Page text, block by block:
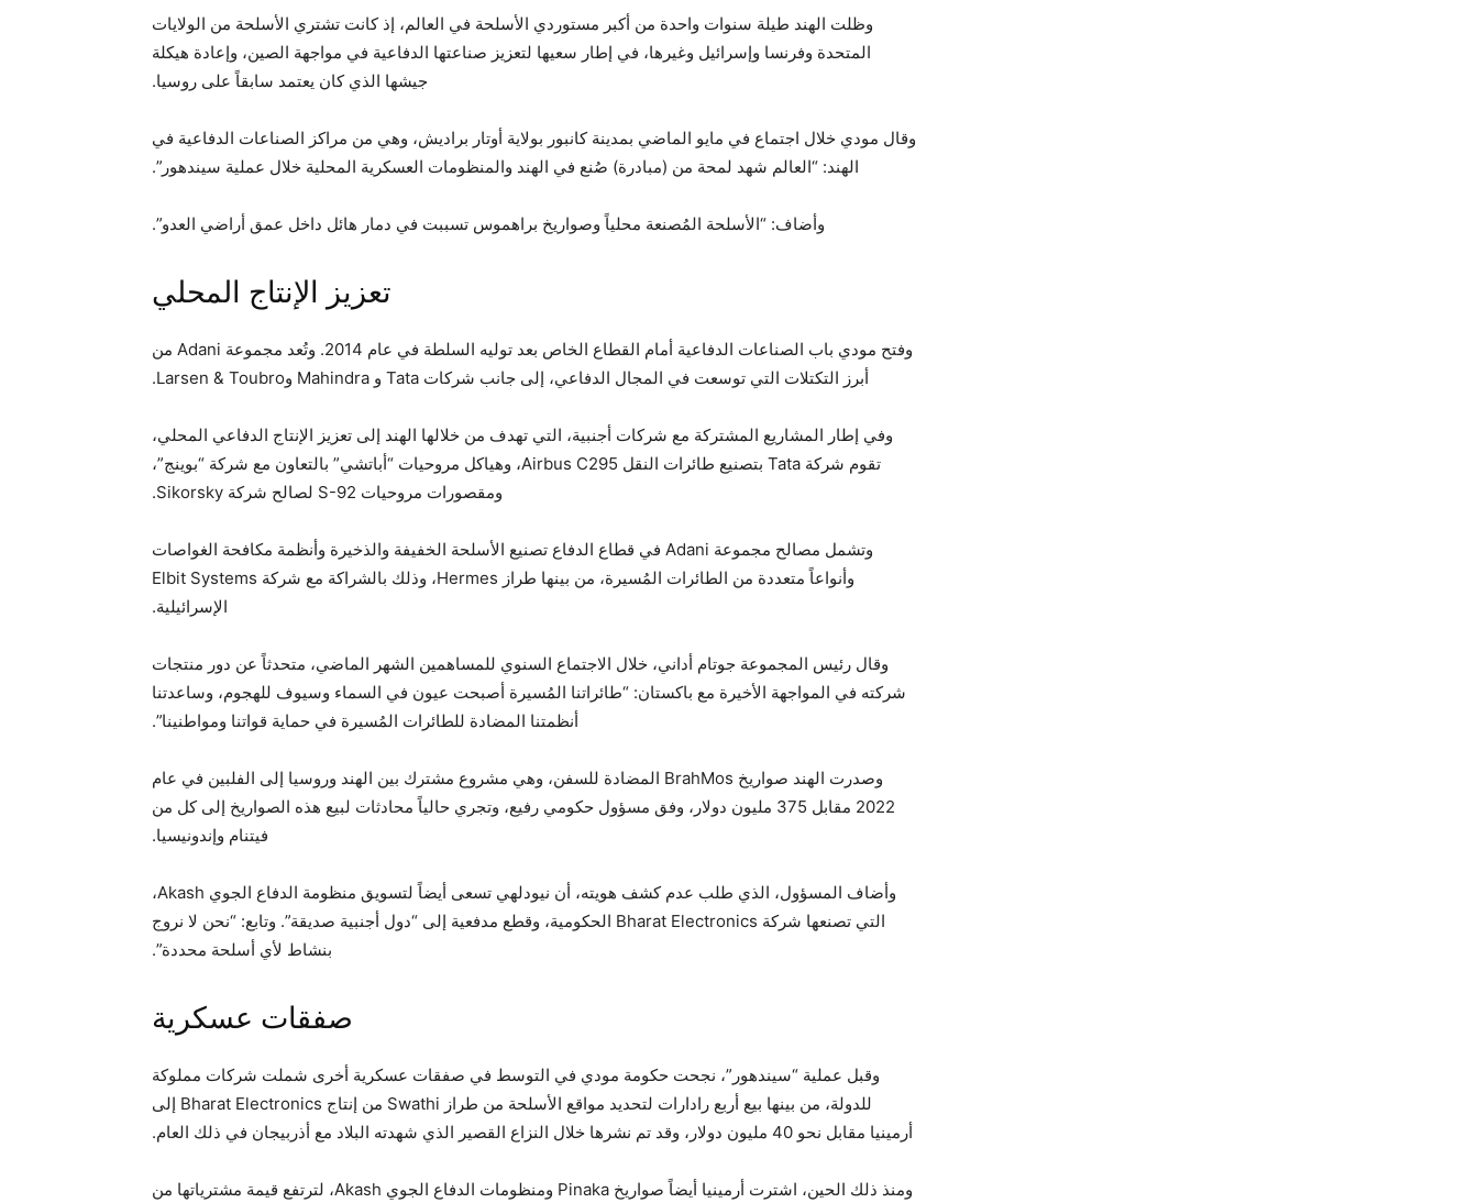
وظلت الهند طيلة سنوات واحدة من أكبر مستوردي الأسلحة في العالم، إذ كانت تشتري الأسلحة من الولايات
المتحدة وفرنسا وإسرائيل وغيرها، في إطار سعيها لتعزيز صناعتها الدفاعية في مواجهة الصين، وإعادة هيكلة
جيشها الذي كان يعتمد سابقاً على روسيا.
وقال مودي خلال اجتماع في مايو الماضي بمدينة كانبور بولاية أوتار براديش، وهي من مراكز الصناعات الدفاعية في
الهند: “العالم شهد لمحة من (مبادرة) صُنع في الهند والمنظومات العسكرية المحلية خلال عملية سيندهور”.
وأضاف: “الأسلحة المُصنعة محلياً وصواريخ براهموس تسببت في دمار هائل داخل عمق أراضي العدو”.
تعزيز الإنتاج المحلي
وفتح مودي باب الصناعات الدفاعية أمام القطاع الخاص بعد توليه السلطة في عام 2014. وتُعد مجموعة Adani من
أبرز التكتلات التي توسعت في المجال الدفاعي، إلى جانب شركات Tata و Mahindra وLarsen & Toubro.
وفي إطار المشاريع المشتركة مع شركات أجنبية، التي تهدف من خلالها الهند إلى تعزيز الإنتاج الدفاعي المحلي،
تقوم شركة Tata بتصنيع طائرات النقل Airbus C295، وهياكل مروحيات “أباتشي” بالتعاون مع شركة “بوينج”،
ومقصورات مروحيات S-92 لصالح شركة Sikorsky.
وتشمل مصالح مجموعة Adani في قطاع الدفاع تصنيع الأسلحة الخفيفة والذخيرة وأنظمة مكافحة الغواصات
وأنواعاً متعددة من الطائرات المُسيرة، من بينها طراز Hermes، وذلك بالشراكة مع شركة Elbit Systems
الإسرائيلية.
وقال رئيس المجموعة جوتام أداني، خلال الاجتماع السنوي للمساهمين الشهر الماضي، متحدثاً عن دور منتجات
شركته في المواجهة الأخيرة مع باكستان: “طائراتنا المُسيرة أصبحت عيون في السماء وسيوف للهجوم، وساعدتنا
أنظمتنا المضادة للطائرات المُسيرة في حماية قواتنا ومواطنينا”.
وصدرت الهند صواريخ BrahMos المضادة للسفن، وهي مشروع مشترك بين الهند وروسيا إلى الفلبين في عام
2022 مقابل 375 مليون دولار، وفق مسؤول حكومي رفيع، وتجري حالياً محادثات لبيع هذه الصواريخ إلى كل من
فيتنام وإندونيسيا.
وأضاف المسؤول، الذي طلب عدم كشف هويته، أن نيودلهي تسعى أيضاً لتسويق منظومة الدفاع الجوي Akash،
التي تصنعها شركة Bharat Electronics الحكومية، وقطع مدفعية إلى “دول أجنبية صديقة”. وتابع: “نحن لا نروج
بنشاط لأي أسلحة محددة”.
صفقات عسكرية
وقبل عملية “سيندهور”، نجحت حكومة مودي في التوسط في صفقات عسكرية أخرى شملت شركات مملوكة
للدولة، من بينها بيع أربع رادارات لتحديد مواقع الأسلحة من طراز Swathi من إنتاج Bharat Electronics إلى
أرمينيا مقابل نحو 40 مليون دولار، وقد تم نشرها خلال النزاع القصير الذي شهدته البلاد مع أذربيجان في ذلك العام.
ومنذ ذلك الحين، اشترت أرمينيا أيضاً صواريخ Pinaka ومنظومات الدفاع الجوي Akash، لترتفع قيمة مشترياتها من